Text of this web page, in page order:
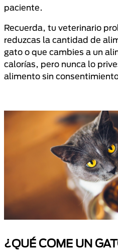
paciente.
Recuerda, tu veterinario
reduzcas la cantidad de
gato o que cambies a un
calorías, pero nunca lo
alimento sin
¿QUÉ COME UN